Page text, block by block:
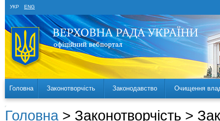
УКР ENG
Головна Законотворчість Законодавство Очищення
Головна > Законотворчість >